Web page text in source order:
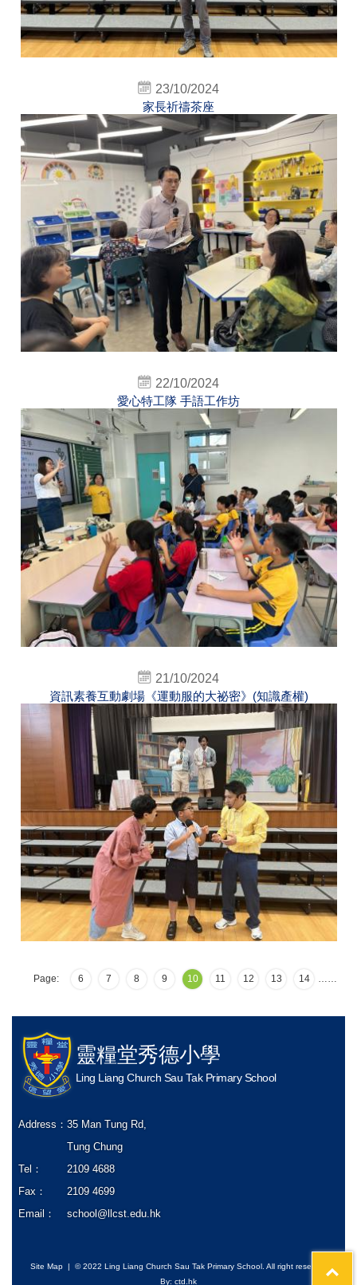
23/10/2024
家長祈禱茶座
22/10/2024
愛心特工隊 手語工作坊
21/10/2024
資訊素養互動劇場《運動服的大祕密》(知識產權)
Page: …
6 7 8 9 10 11 12 13 14 …
靈糧堂秀德小學
Ling Liang Church Sau Tak Primary School
Address：35 Man Tung Rd,
Tung Chung
Tel：
2109 4688
Fax：
2109 4699
Email：
school@llcst.edu.hk
Site Map| © 2022 Ling Liang Church Sau Tak Primary School. All right reserved
By: ctd.hk